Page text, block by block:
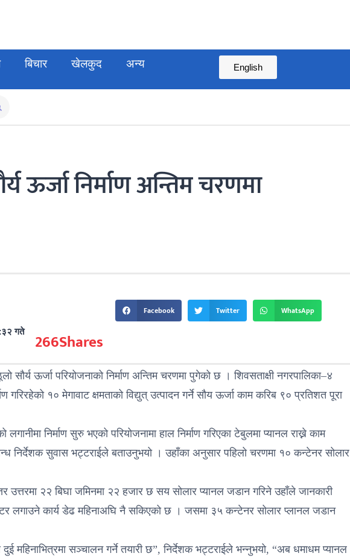
बिचार खेलकुद अन्य English
ऊर्जा निर्माण अन्तिम चरणमा
गते
Shares
266
Facebook Twitter WhatsApp
सौर्य ऊर्जा परियोजनाको निर्माण अन्तिम चरणमा पुगेको छ । शिवसताक्षी नगरपालिका–४
गरिरहेको १० मेगावाट क्षमताको विद्युत् उत्पादन गर्ने सौय ऊर्जा काम करिब ९० प्रतिशत पूरा
निर्माण सुरु भएको परियोजनामा हाल निर्माण गरिएका टेबुलमा प्यानल राख्ने काम
निर्देशक सुवास भट्टराईले बताउनुभयो । उहाँका अनुसार पहिलो चरणमा १० कन्टेनर सोलार
उत्तरमा २२ बिघा जमिनमा २२ हजार छ सय सोलार प्यानल जडान गरिने उहाँले जानकारी
लगाउने कार्य डेढ महिनाअघि नै सकिएको छ । जसमा ३५ कन्टेनर सोलार प्लानल जडान
महिनाभित्रमा सञ्चालन गर्ने तयारी छ”, निर्देशक भट्टराईले भन्नुभयो, “अब धमाधम प्यानल